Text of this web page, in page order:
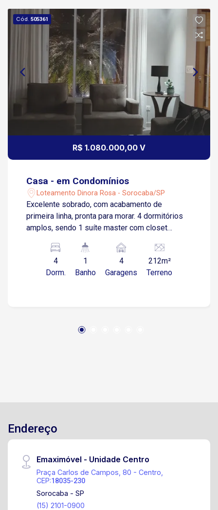
Cód.505361
R$ 1.080.000,00 V
Casa - em Condomínios
Loteamento Dinora Rosa - Sorocaba/SP
Excelente sobrado, com acabamento de
primeira linha, pronta para morar. 4 dormitórios
amplos, sendo 1 suíte master com closet
de estar Sala de jantar Cozinha planejada com
despensa Espaço gourmet Lavanderia Corredor
lateral Quartinho de depósito 4 vagas de
4
Dorm.
1
Banho
4
Garagens
212m²
Terreno
Endereço
Emaximóvel - Unidade Centro
Praça Carlos de Campos, 80 - Centro,
CEP:18035-230
Sorocaba - SP
(15) 2101-0900